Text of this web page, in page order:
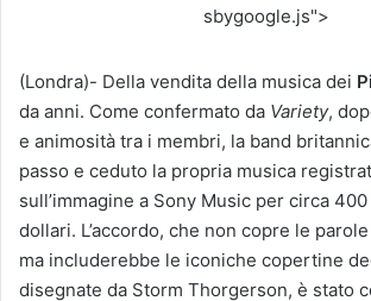
sbygoogle.js">
(Londra)- Della vendita della musica dei
da anni. Come confermato da Variety,
e animosità tra i membri, la band
passo e ceduto la propria musica
sull’immagine a Sony Music per circa
dollari. L’accordo, che non copre le
ma includerebbe le iconiche copertine
disegnate da Storm Thorgerson, è stato